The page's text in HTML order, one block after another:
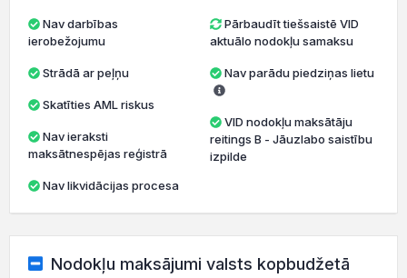
ierobežojumu
Strādā ar peļņu
Skatīties AML riskus
maksātnespējas reģistrā
Nav likvidācijas procesa
Pārbaudīt tiešsaistē VID
aktuālo nodokļu samaksu
Nav parādu piedziņas lietu
VID nodokļu maksātāju
reitings B - Jāuzlabo saistību
izpilde
Nodokļu maksājumi valsts kopbudžetā